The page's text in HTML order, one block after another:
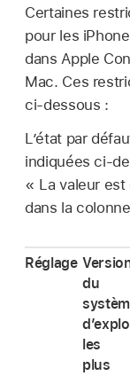
Certaines
pour les
dansApple
Mac. Ces
ci-dessous :
Lʼétat par
indiquées ci-
« La valeur
dans la
Réglage
du
les
plus